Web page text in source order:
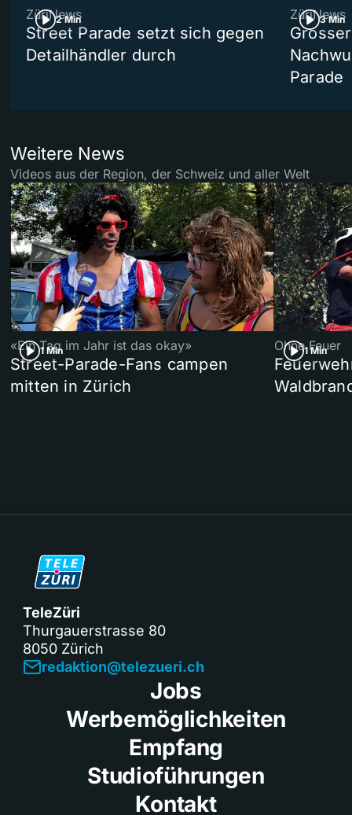
2 Min
ZüriNews
Street Parade setzt sich gegen
Detailhändler durch
3 Min
ZüriNews
Parade
Weitere News
Videos aus der Region, der Schweiz und aller Welt
1 Min
«Ein Tag im Jahr ist das okay»
Street-Parade-Fans campen
mitten in Zürich
1 Min
Ohne Feuer
TeleZüri
Thurgauerstrasse 80
8050 Zürich
redaktion@telezueri.ch
Jobs
Werbemöglichkeiten
Empfang
Studioführungen
Kontakt